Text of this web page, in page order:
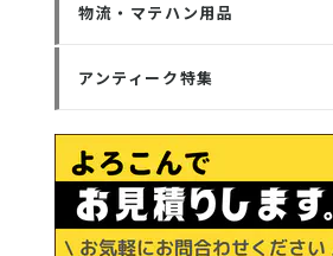
物流・マテハン用品
アンティーク特集